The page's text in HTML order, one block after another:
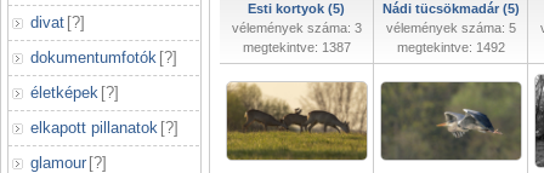
divat [?]
dokumentumfotók [?]
életképek [?]
elkapott pillanatok [?]
glamour [?]
Esti kortyok (5)
vélemények száma: 3
megtekintve: 1387
Nádi tücsökmadár (5)
vélemények száma: 5
megtekintve: 1492